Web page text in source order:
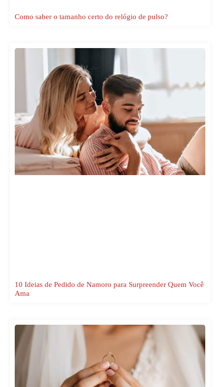
Como saber o tamanho certo do relógio de pulso?
10 Ideias de Pedido de Namoro para Surpreender Quem Você
Ama